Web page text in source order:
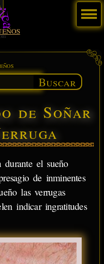
Buscar
de Soñar
el sueño
de inminentes
las verrugas
indicar ingratitudes
Menú